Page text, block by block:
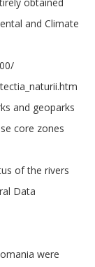
and Climate
and geoparks
core zones
of the rivers
Data
were